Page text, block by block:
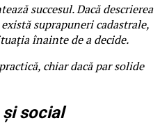
succesul. Dacă descrierea
suprapuneri cadastrale,
înainte de a decide.
chiar dacă par solide
social